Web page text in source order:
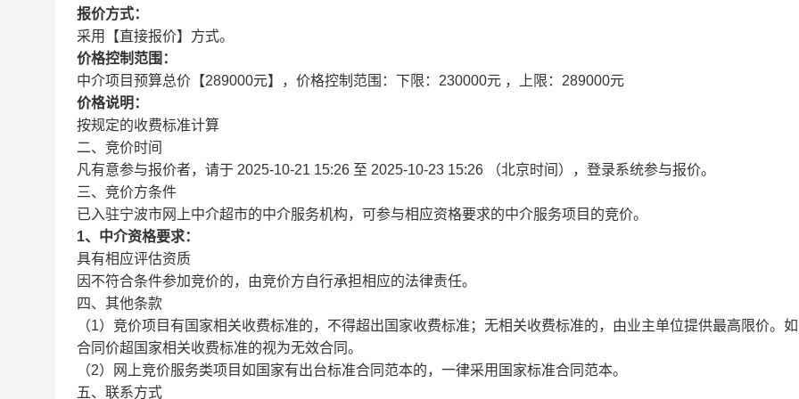
报价方式：
采用【直接报价】方式。
价格控制范围：
中介项目预算总价【289000元】，价格控制范围：下限：230000元 ，上限：289000元
价格说明：
按规定的收费标准计算
二、竞价时间
凡有意参与报价者，请于 2025-10-21 15:26 至 2025-10-23 15:26
（北京时间），登录系统参与报价。
三、竞价方条件
已入驻宁波市网上中介超市的中介服务机构，可参与相应资格要求的中介服务项目的竞价。
1、中介资格要求：
具有相应评估资质
因不符合条件参加竞价的，由竞价方自行承担相应的法律责任。
四、其他条款
（1）竞价项目有国家相关收费标准的，不得超出国家收费标准；无相关收费标准的，由业主单位提供最高限价。
合同价超国家相关收费标准的视为无效合同。
（2）网上竞价服务类项目如国家有出台标准合同范本的，一律采用国家标准合同范本。
五、联系方式